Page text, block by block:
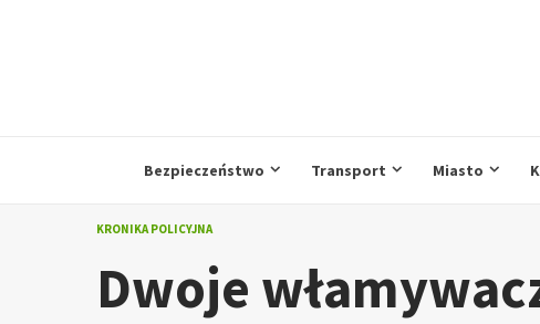
Bezpieczeństwo Transport Miasto
KRONIKA POLICYJNA
Dwoje